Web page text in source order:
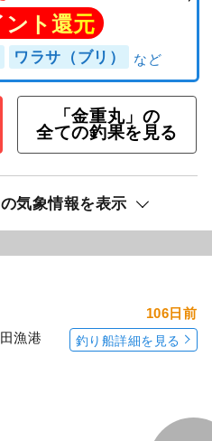
してるからお土産たっ
ジギング(SLJ)釣りプ
ント還元
ワラサ（ブリ）
「金重丸」の
全ての釣果を見る
釣り船詳細を見る